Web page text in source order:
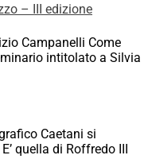
– III edizione
Campanelli Come
intitolato a Silvia
Caetani si
quella di Roffredo III